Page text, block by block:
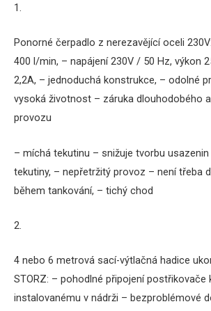
1.
Ponorné čerpadlo z nerezavějící oceli
400 l/min, – napájení 230V / 50 Hz, výkon
2,2A, – jednoduchá konstrukce, – odolné
vysoká životnost – záruka dlouhodobého
provozu
– míchá tekutinu – snižuje tvorbu
tekutiny, – nepřetržitý provoz – není třeba
během tankování, – tichý chod
2.
4 nebo 6 metrová sací-výtlačná hadice
STORZ: – pohodlné připojení postřikovače
instalovanému v nádrži – bezproblémové